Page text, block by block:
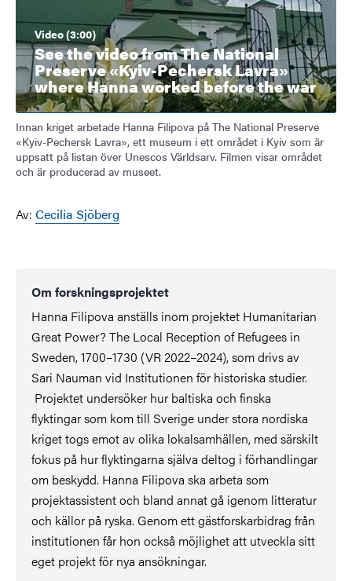
Video (3:00)
See the video from The National
Preserve «Kyiv-Pechersk Lavra»
where Hanna worked before the war
Innan kriget arbetade Hanna Filipova på The National Preserve
«Kyiv-Pechersk Lavra», ett museum i ett området i Kyiv som är
uppsatt på listan över Unescos Världsarv. Filmen visar området
och är producerad av museet.
Av: Cecilia Sjöberg
Om forskningsprojektet
Hanna Filipova anställs inom projektet Humanitarian
Great Power? The Local Reception of Refugees in
Sweden, 1700–1730 (VR 2022–2024), som drivs av
Sari Nauman vid Institutionen för historiska studier.
Projektet undersöker hur baltiska och finska
flyktingar som kom till Sverige under stora nordiska
kriget togs emot av olika lokalsamhällen, med särskilt
fokus på hur flyktingarna själva deltog i förhandlingar
om beskydd. Hanna Filipova ska arbeta som
projektassistent och bland annat gå igenom litteratur
och källor på ryska. Genom ett gästforskarbidrag från
institutionen får hon också möjlighet att utveckla sitt
eget projekt för nya ansökningar.